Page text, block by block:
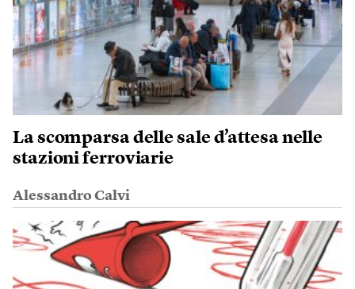
La scomparsa delle sale d’attesa nelle
stazioni ferroviarie
Alessandro Calvi